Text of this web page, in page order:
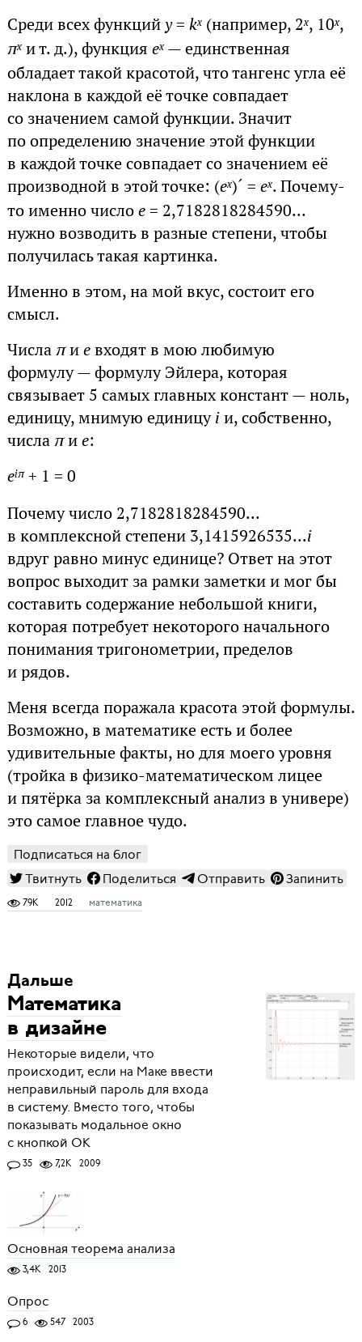
Среди всех функцийy= kx(например, 2x, 10x,
πxи т. д.), функция ex— единственная
обладает такой красотой, что тангенс угла её
наклона в каждой её точке совпадает
со значением самой функции. Значит
по определению значение этой функции
в каждой точке совпадает со значением её
производной в этой точке: (ex)´ = ex. Почему-
то именно числоe= 2,7182818284590...
нужно возводить в разные степени, чтобы
получилась такая картинка.
Именно в этом, на мой вкус, состоит его
смысл.
Числаπиeвходят в мою любимую
формулу — формулу Эйлера, которая
связывает 5 самых главных констант — ноль,
единицу, мнимую единицуiи, собственно,
числаπие:
eiπ+ 1 = 0
Почему число 2,7182818284590...
в комплексной степени 3,1415926535...i
вдруг равно минус единице? Ответ на этот
вопрос выходит за рамки заметки и мог бы
составить содержание небольшой книги,
которая потребует некоторого начального
понимания тригонометрии, пределов
и рядов.
Меня всегда поражала красота этой формулы.
Возможно, в математике есть и более
удивительные факты, но для моего уровня
(тройка в физико-математическом лицее
и пятёрка за комплексный анализ в универе)
это самое главное чудо.
Подписаться на блог
Твитнуть
Поделиться Отправить Запинить
79K 2012 математика
Дальше
Математика
в дизайне
Некоторые видели, что
происходит, если на Маке ввести
неправильный пароль для входа
в систему. Вместо того, чтобы
показывать модальное окно
с кнопкой OK
35 7,2K 2009
Основная теорема анализа
3,4K 2013
Опрос
6 547 2003